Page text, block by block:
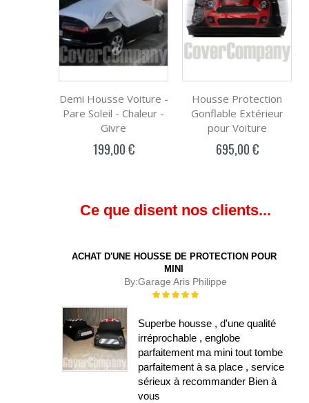
Demi Housse Voiture -
Pare Soleil - Chaleur -
Givre
199,00 €
Housse Protection
Gonflable Extérieur
pour Voiture
695,00 €
Ce que disent nos clients...
ACHAT D'UNE HOUSSE DE PROTECTION POUR
MINI
By:Garage Aris Philippe
Évaluation :
Superbe housse , d'une qualité
irréprochable , englobe
parfaitement ma mini tout tombe
parfaitement à sa place , service
sérieux à recommander Bien à
vous